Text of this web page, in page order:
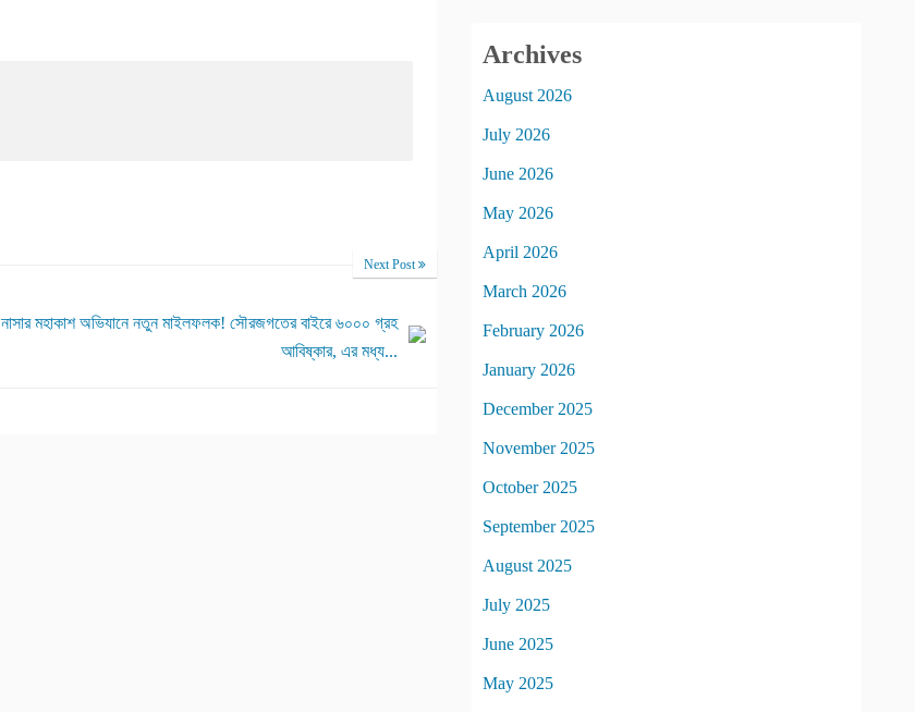
Next Post
নাসার মহাকাশ অভিযানে নতুন মাইলফলক! সৌরজগতের বাইরে ৬০০০ গ্রহ
আবিষ্কার, এর মধ্য...
Archives
August 2026
July 2026
June 2026
May 2026
April 2026
March 2026
February 2026
January 2026
December 2025
November 2025
October 2025
September 2025
August 2025
July 2025
June 2025
May 2025